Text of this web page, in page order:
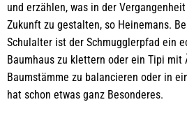
und erzählen, was in der
Zukunft zu gestalten, so Heinemans.
Schulalter ist der Schmugglerpfad ein
Baumhaus zu klettern oder ein Tipi
Baumstämme zu balancieren oder in
hat schon etwas ganz Besonderes.